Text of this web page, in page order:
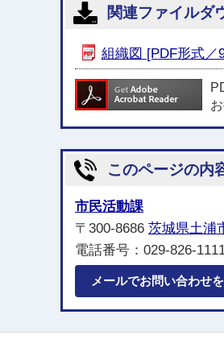
関連ファイルダ
組織図 [PDF形式／
このページの内
市民活動課
〒300-8686 茨城県土浦
電話番号：029-826-
メールでお問い合わせ